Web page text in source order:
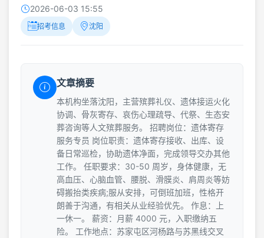
2026-06-03 15:55
招考信息 沈阳
文章摘要
本机构坐落沈阳，主营殡葬礼仪、遗体接运火化
协调、骨灰寄存、哀伤心理疏导、代祭、生态安
葬咨询等人文殡葬服务。 招聘岗位：遗体寄存
服务专员 岗位职责：遗体寄存接收、出库、设
备日常巡检，协助遗体净面，完成领导交办其他
工作。 任职要求：30-50 周岁，身体健康，无
高血压、心脑血管、腰脱、滑膜炎、肩周炎等妨
碍搬抬类疾病;服从安排，可倒班加班，性格开
朗善于沟通，有相关从业经验优先。 作息：上
一休一。 薪资：月薪 4000 元，入职缴纳五
险。 工作地点：苏家屯区河杨路与苏黑线交叉